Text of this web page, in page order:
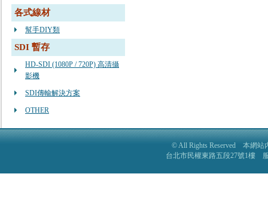
各式線材
幫手DIY類
SDI 暫存
HD-SDI (1080P / 720P) 高清攝
影機
SDI傳輸解決方案
OTHER
© All Rights Reserved 本網站
台北市民權東路五段27號1樓